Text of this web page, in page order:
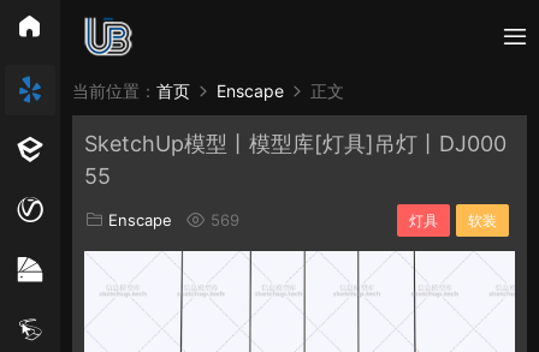
所有分类
Enscape PB3构件 构件 轮廓
当前位置： 首页 Enscape 正文
SketchUp模型丨模型库[灯具]吊灯丨DJ000
55
Enscape 569 灯具 软装